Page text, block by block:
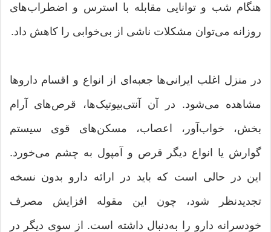
هنگام شب و توانایی مقابله با استرس و اضطراب‌های
روزانه می‌توان مشکلات ناشی از بی‌خوابی را کاهش داد.
در منزل اغلب ایرانی‌ها جعبه‌ای از انواع و اقسام داروها
مشاهده می‌شود. در آن آنتی‌بیوتیک‌ها، قرص‌های آرام
بخش، خواب‌آور، اعصاب، مسکن‌های قوی سیستم
گوارش یا انواع دیگر قرص و آمپول به چشم می‌خورد.
این در حالی است که باید در ارائه دارو بدون نسخه
تجدیدنظر شود، چون این مقوله افزایش مصرف
خودسرانه دارو را به‌دنبال داشته است. از سوی دیگر در